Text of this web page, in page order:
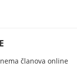
članova online